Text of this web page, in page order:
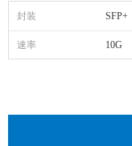
封装 SFP+
速率 10G